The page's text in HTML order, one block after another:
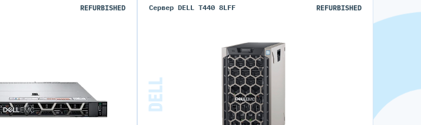
REFURBISHED Сервер DELL T440 8LFF REFURBISHED